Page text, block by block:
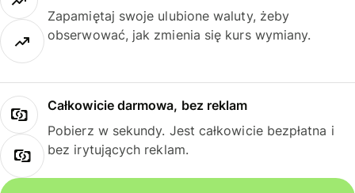
Zapamiętaj swoje ulubione waluty, żeby
obserwować, jak zmienia się kurs wymiany.
Całkowicie darmowa, bez reklam
Pobierz w sekundy. Jest całkowicie bezpłatna i
bez irytujących reklam.